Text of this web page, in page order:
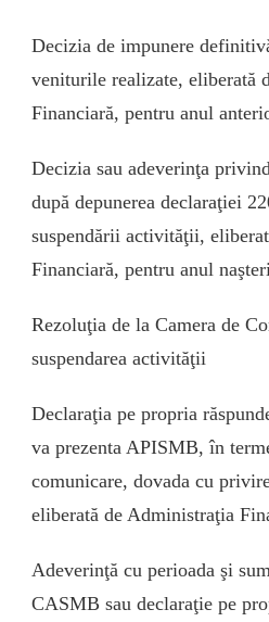
Decizia de impunere
veniturile realizate, eliberată
Financiară, pentru anul
Decizia sau adeverinţa
după depunerea declaraţiei
suspendării activităţii,
Financiară, pentru anul
Rezoluţia de la Camera de
suspendarea activităţii
Declaraţia pe propria
va prezenta APISMB, în
comunicare, dovada cu
eliberată de Administraţia
Adeverinţă cu perioada şi
CASMB sau declaraţie pe